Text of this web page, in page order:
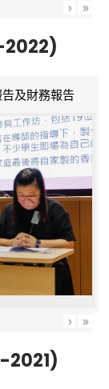
› »
2022)
及財務報告
› »
2021)